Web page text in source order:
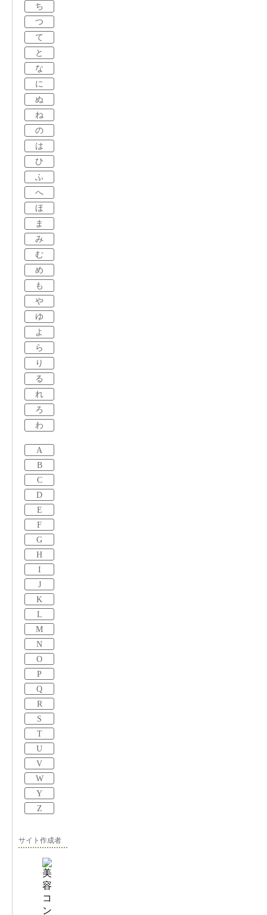
ち
つ
て
と
な
に
ぬ
ね
の
は
ひ
ふ
へ
ほ
ま
み
む
め
も
や
ゆ
よ
ら
り
る
れ
ろ
わ
A
B
C
D
E
F
G
H
I
J
K
L
M
N
O
P
Q
R
S
T
U
V
W
Y
Z
サイト作成者